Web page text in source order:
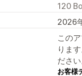
120
2026
この
りま
ださい
お客様